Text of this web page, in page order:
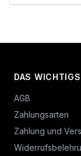
DAS
AGB
Zahlungsarten
Zahlung und